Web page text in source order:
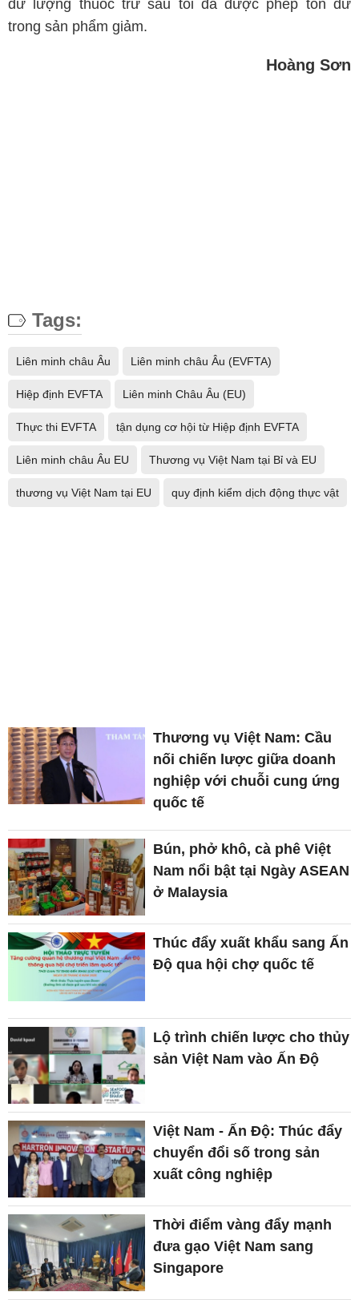
dư lượng thuốc trừ sâu tối đa được phép tồn dư
trong sản phẩm giảm.
Hoàng Sơn
Tags:
Liên minh châu Âu Liên minh châu Âu (EVFTA)
Hiệp định EVFTA Liên minh Châu Âu (EU)
Thực thi EVFTA tận dụng cơ hội từ Hiệp định EVFTA
Liên minh châu Âu EU Thương vụ Việt Nam tại Bỉ và EU
thương vụ Việt Nam tại EU quy định kiểm dịch động thực vật
Thương vụ Việt Nam: Cầu
nối chiến lược giữa doanh
nghiệp với chuỗi cung ứng
quốc tế
Bún, phở khô, cà phê Việt
Nam nổi bật tại Ngày ASEAN
ở Malaysia
Thúc đẩy xuất khẩu sang Ấn
Độ qua hội chợ quốc tế
Lộ trình chiến lược cho thủy
sản Việt Nam vào Ấn Độ
Việt Nam - Ấn Độ: Thúc đẩy
chuyển đổi số trong sản
xuất công nghiệp
Thời điểm vàng đẩy mạnh
đưa gạo Việt Nam sang
Singapore